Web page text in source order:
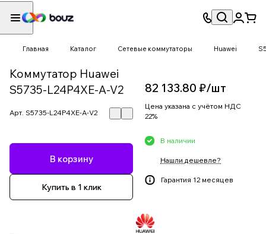
Главная Каталог Сетевые коммутаторы Huawei
Коммутатор Huawei
S5735-L24P4XE-A-V2
Арт. S5735-L24P4XE-A-V2
В корзину
Купить в 1 клик
82 133.80 ₽/шт
Цена указана с учётом НДС
22%
В наличии
Нашли дешевле?
Гарантия 12 месяцев